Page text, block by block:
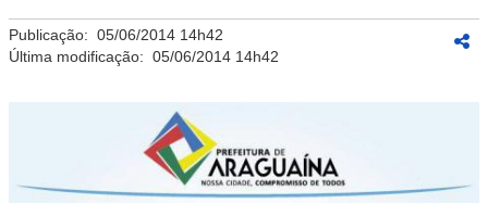
Publicação: 05/06/2014 14h42
Última modificação: 05/06/2014 14h42